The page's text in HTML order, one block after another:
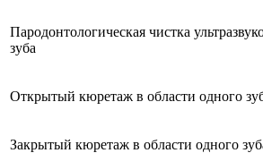
Пародонтологическая чистка
зуба
Открытый кюретаж в области одного
Закрытый кюретаж в области одного